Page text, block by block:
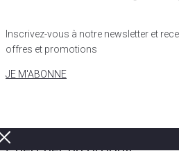
Inscrivez-vous à notre newsletter et
offres et promotions
JE M'ABONNE